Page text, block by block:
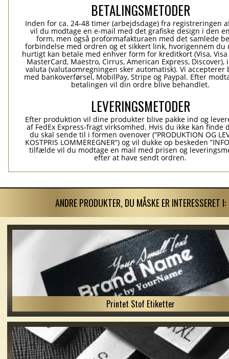
BETALINGSMETODER
Inden for ca. 24-48 timer (arbejdsdage) fra registreringen
vil du modtage en e-mail med det grafiske design i den
form, men også proformafakturaen med det samlede
forbindelse med ordren og et sikkert link, hvorigennem du
hurtigt kan betale med enhver form for kreditkort (Visa, Visa
MasterCard, Maestro, Cirrus, American Express, Discover),
valuta (valutaomregningen sker automatisk). Vi accepterer
med bankoverførsel, MobilPay, Stripe og Paypal. Efter
betalingen vil din ordre blive behandlet.
LEVERINGSMETODER
Efter produktion vil dine produkter blive pakke ind og
af FedEx Express-fragt virksomhed. Hvis du ikke kan finde
du skal sende til i formen ovenover (”PRODUKTION OG
KOSTPRIS LOMMEREGNER”) og vil dukke op beskeden
tilfælde vil du modtage en mail med prisen og
efter at have sendt ordren.
ANDRE PRODUKTER, DU MÅSKE ER INTERESSERET I:
Printet Stof Etiketter